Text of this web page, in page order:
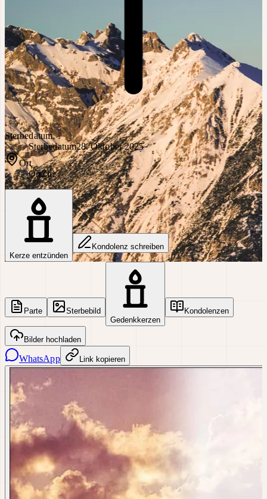
Sterbedatum
Sterbedatum28. Oktober 2025
Ort
OrtZirl
Kerze entzünden
Kondolenz schreiben
Parte
Sterbebild
Gedenkkerzen
Kondolenzen
Bilder hochladen
WhatsApp Link kopieren